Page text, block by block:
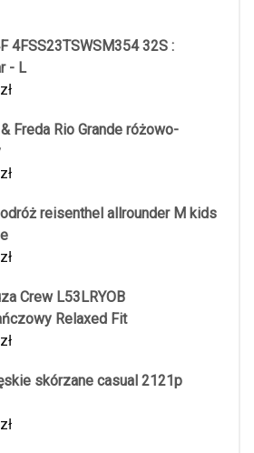
4FSS23TSWSM354 32S :
- L
zł
Freda Rio Grande różowo-
zł
reisenthel allrounder M kids
zł
Crew L53LRYOB
Relaxed Fit
zł
skórzane casual 2121p
zł